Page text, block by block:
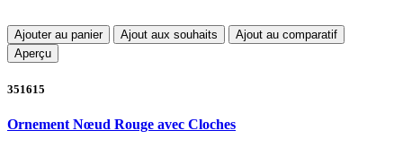
Ajouter au panier Ajout aux souhaits
Ajout au comparatif
Aperçu
351615
Ornement Nœud Rouge avec Cloches